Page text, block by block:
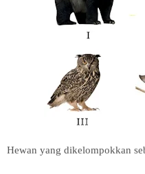
Hewan yang dikelompokkan